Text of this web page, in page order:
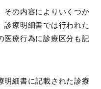
その内容によりいくつか
診療明細書では行われた
医療行為に診療区分も記
細書に記載された診療